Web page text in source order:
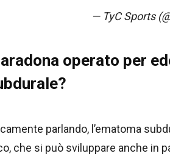
— TyC Sports
operato per
parlando, l’ematoma
che si può sviluppare anche in